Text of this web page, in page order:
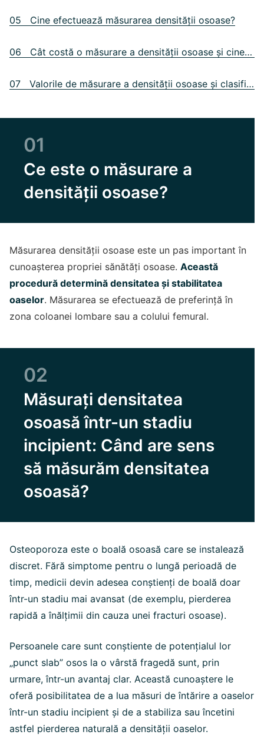
05 Cine efectuează măsurarea densității osoase?
06 Cât costă o măsurare a densității osoase și cine acoperă costurile?
07 Valorile de măsurare a densității osoase și clasificarea acestora
01
Ce este o măsurare a
densității osoase?
Măsurarea densității osoase este un pas important în
cunoașterea propriei sănătăți osoase. Această
procedură determină densitatea și stabilitatea
oaselor. Măsurarea se efectuează de preferință în
zona coloanei lombare sau a colului femural.
02
Măsurați densitatea
osoasă într-un stadiu
incipient: Când are sens
să măsurăm densitatea
osoasă?
Osteoporoza este o boală osoasă care se instalează
discret. Fără simptome pentru o lungă perioadă de
timp, medicii devin adesea conștienți de boală doar
într-un stadiu mai avansat (de exemplu, pierderea
rapidă a înălțimii din cauza unei fracturi osoase).
Persoanele care sunt conștiente de potențialul lor
„punct slab” osos la o vârstă fragedă sunt, prin
urmare, într-un avantaj clar. Această cunoaștere le
oferă posibilitatea de a lua măsuri de întărire a oaselor
într-un stadiu incipient și de a stabiliza sau încetini
astfel pierderea naturală a densității oaselor.